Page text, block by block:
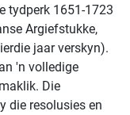
tydperk 1651-1723
Argiefstukke,
jaar verskyn).
'n volledige
Die
die resolusies en